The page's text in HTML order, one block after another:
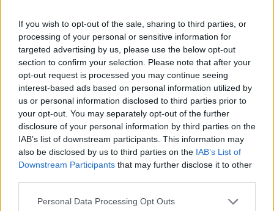
If you wish to opt-out of the sale, sharing to third parties, or
processing of your personal or sensitive information for
targeted advertising by us, please use the below opt-out
section to confirm your selection. Please note that after your
opt-out request is processed you may continue seeing
interest-based ads based on personal information utilized by
us or personal information disclosed to third parties prior to
your opt-out. You may separately opt-out of the further
disclosure of your personal information by third parties on the
IAB’s list of downstream participants. This information may
also be disclosed by us to third parties on the IAB’s List of
Downstream Participants that may further disclose it to other
Personal Data Processing Opt Outs